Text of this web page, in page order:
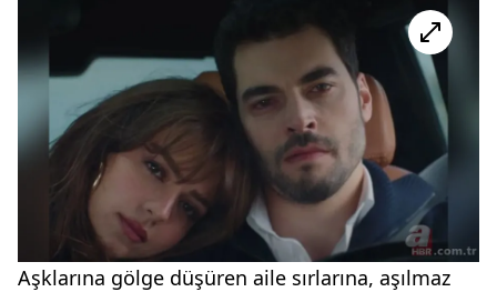
Aşklarına gölge düşüren aile sırlarına, aşılmaz